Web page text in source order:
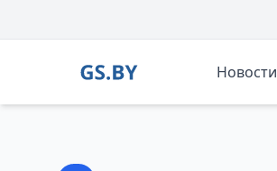
Новости